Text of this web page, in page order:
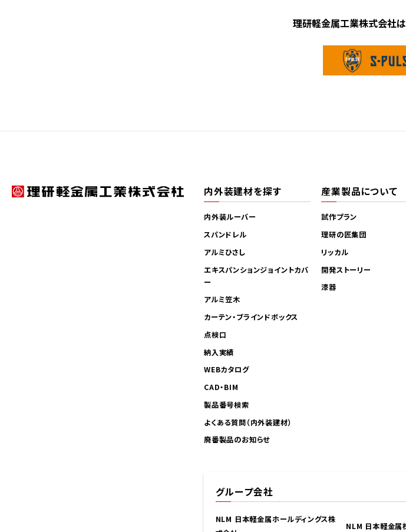
理研軽金属工業株式会社
内外装建材を探す
内外装ルーバー
スパンドレル
アルミひさし
エキスパンションジョイントカバ
ー
アルミ笠木
カーテン・ブラインドボックス
点検口
納入実績
WEBカタログ
CAD・BIM
製品番号検索
よくある質問（内外装建材）
廃番製品のお知らせ
産業製品について
試作プラン
理研の匠集団
リッカル
開発ストーリー
漆器
グループ会社
NLM 日本軽金属ホールディングス株
NLM 日本軽金属